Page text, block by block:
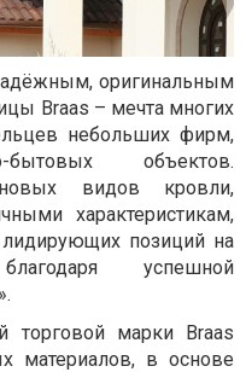
оригинальным
Braas – мечта многих
небольших фирм,
бытовых объектов.
видов кровли,
характеристикам,
лидирующих позиций на
успешной
торговой марки Braas
материалов, в основе